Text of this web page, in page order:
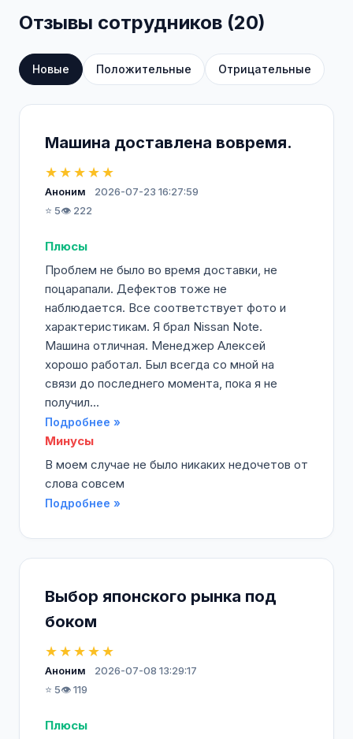
Отзывы сотрудников (20)
Новые Положительные Отрицательные
Машина доставлена вовремя.
★★★★★
Аноним
2026-07-23 16:27:59
⭐ 5👁️ 222
Плюсы
Проблем не было во время доставки, не
поцарапали. Дефектов тоже не
наблюдается. Все соответствует фото и
характеристикам. Я брал Nissan Note.
Машина отличная. Менеджер Алексей
хорошо работал. Был всегда со мной на
связи до последнего момента, пока я не
получил...
Подробнее »
Минусы
В моем случае не было никаких недочетов от
слова совсем
Подробнее »
Выбор японского рынка под
боком
★★★★★
Аноним
2026-07-08 13:29:17
⭐ 5👁️ 119
Плюсы